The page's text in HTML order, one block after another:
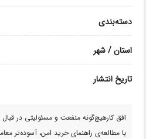
دسته‌بندی
استان / شهر
تاریخ انتشار
افق کارهیچ‌گونه منفعت و مسئولیتی در قبال
با مطالعه‌ی راهنمای خرید امن، آسوده‌تر